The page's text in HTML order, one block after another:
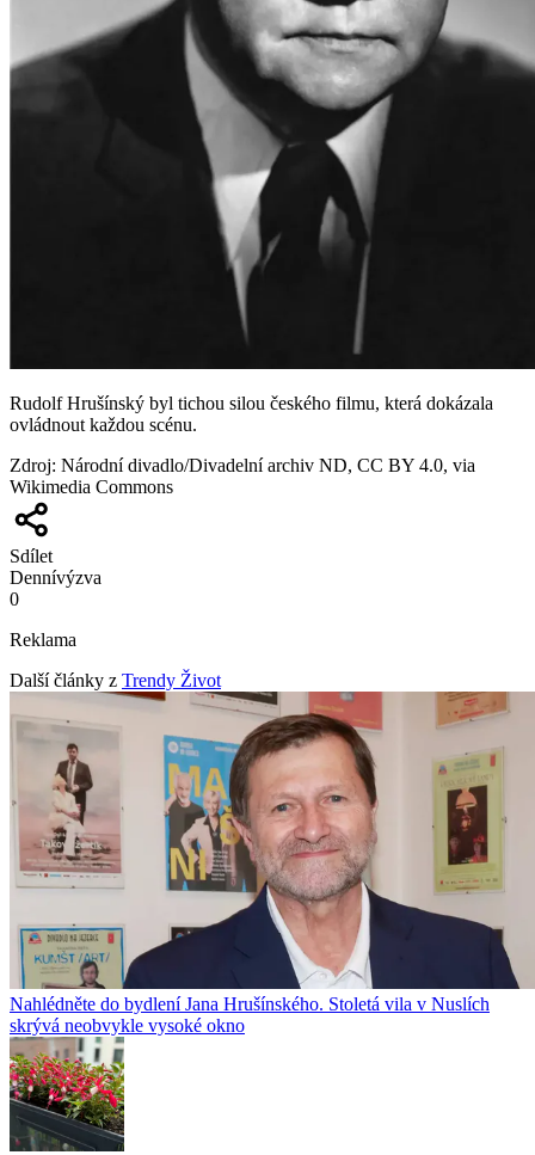
Rudolf Hrušínský byl tichou silou českého filmu, která dokázala
ovládnout každou scénu.
Zdroj: Národní divadlo/Divadelní archiv ND, CC BY 4.0, via
Wikimedia Commons
Sdílet
Dennívýzva
0
Reklama
Další články z Trendy Život
Nahlédněte do bydlení Jana Hrušínského. Stoletá vila v Nuslích
skrývá neobvykle vysoké okno